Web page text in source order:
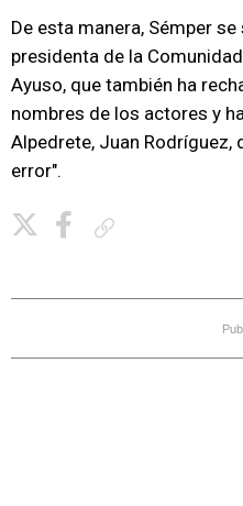
De esta manera, Sémper
presidenta de la
Ayuso, que también ha
nombres de los actores y
Alpedrete, Juan
error".